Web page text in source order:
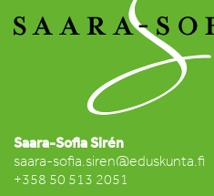
Saara-Sofia Sirén
saara-sofia.siren@eduskunta.fi
+358 50 513 2051